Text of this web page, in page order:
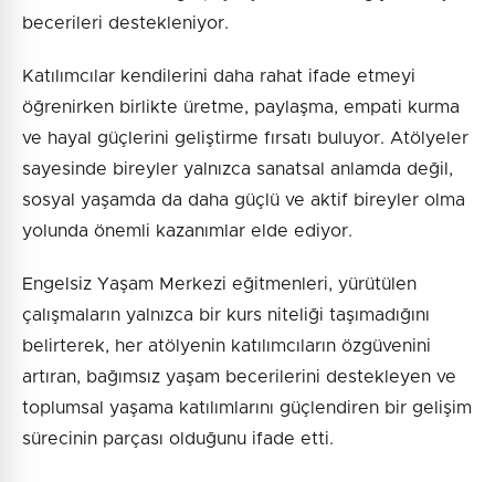
becerileri destekleniyor.
Katılımcılar kendilerini daha rahat ifade etmeyi
öğrenirken birlikte üretme, paylaşma, empati kurma
ve hayal güçlerini geliştirme fırsatı buluyor. Atölyeler
sayesinde bireyler yalnızca sanatsal anlamda değil,
sosyal yaşamda da daha güçlü ve aktif bireyler olma
yolunda önemli kazanımlar elde ediyor.
Engelsiz Yaşam Merkezi eğitmenleri, yürütülen
çalışmaların yalnızca bir kurs niteliği taşımadığını
belirterek, her atölyenin katılımcıların özgüvenini
artıran, bağımsız yaşam becerilerini destekleyen ve
toplumsal yaşama katılımlarını güçlendiren bir gelişim
sürecinin parçası olduğunu ifade etti.